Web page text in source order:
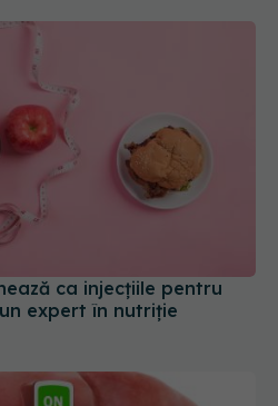
ca injecțiile pentru
expert în nutriție